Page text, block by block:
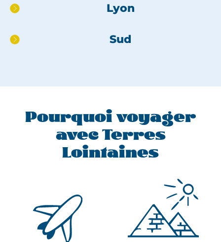
pied
Lyon
Sud
Pourquoi voyager
avec Terres
Lointaines